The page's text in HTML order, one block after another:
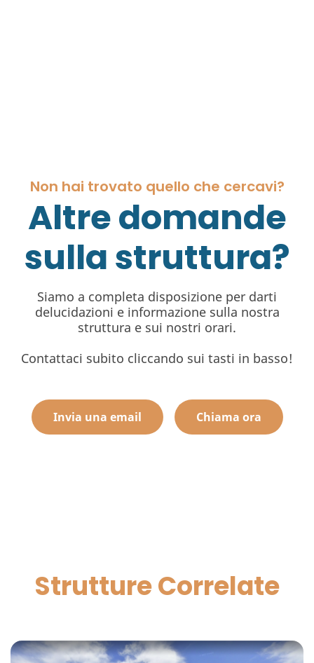
Non hai trovato quello che cercavi?
Altre domande
sulla struttura?
Siamo a completa disposizione per darti
delucidazioni e informazione sulla nostra
struttura e sui nostri orari.
Contattaci subito cliccando sui tasti in basso!
Invia una email Chiama ora
Strutture Correlate